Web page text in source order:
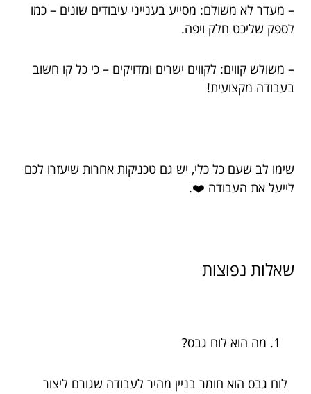
– מעדר לא משולם: מסייע בענייני עיבודים שונים – כמו
לספק שליכט חלק ויפה.
– משולש קווים: לקווים ישרים ומדויקים – כי כל קו חשוב
בעבודה מקצועית!
שימו לב שעם כל כלי, יש גם טכניקות אחרות שיעזרו לכם
לייעל את העבודה ❤️.
שאלות נפוצות
מה הוא לוח גבס?
לוח גבס הוא חומר בניין מהיר לעבודה שגורם ליצור